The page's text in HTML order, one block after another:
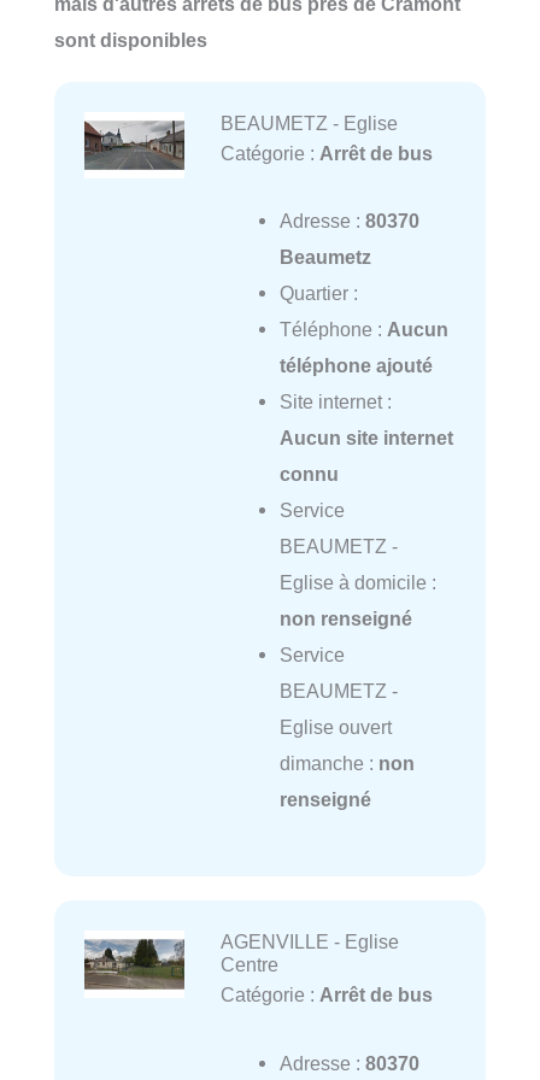
sont disponibles
BEAUMETZ - Eglise
Catégorie : Arrêt de bus
Adresse : 80370
Beaumetz
Quartier :
Téléphone : Aucun
téléphone ajouté
Site internet :
Aucun site internet
connu
Service
BEAUMETZ -
Eglise à domicile :
non renseigné
Service
BEAUMETZ -
Eglise ouvert
dimanche : non
renseigné
AGENVILLE - Eglise
Centre
Catégorie : Arrêt de bus
Adresse : 80370